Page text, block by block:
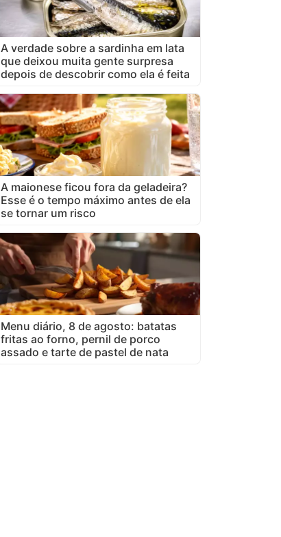
A verdade sobre a sardinha em lata
que deixou muita gente surpresa
depois de descobrir como ela é feita
A maionese ficou fora da geladeira?
Esse é o tempo máximo antes de ela
se tornar um risco
Menu diário, 8 de agosto: batatas
fritas ao forno, pernil de porco
assado e tarte de pastel de nata